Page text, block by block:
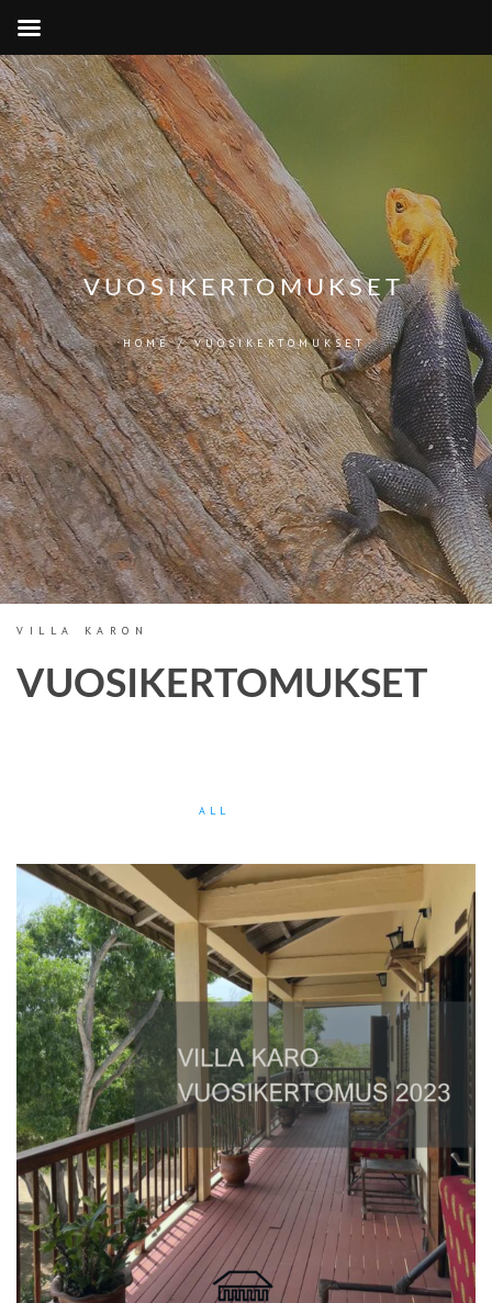
VUOSIKERTOMUKSET
HOME/VUOSIKERTOMUKSET
VILLA KARON
VUOSIKERTOMUKSET
ALL